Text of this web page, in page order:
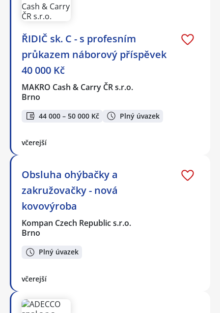
ŘIDIČ sk. C - s profesním
průkazem náborový příspěvek
40 000 Kč
MAKRO Cash & Carry ČR s.r.o.
Brno
44 000 – 50 000 Kč Plný úvazek
včerejší
Obsluha ohýbačky a
zakružovačky - nová
kovovýroba
Kompan Czech Republic s.r.o.
Brno
Plný úvazek
včerejší